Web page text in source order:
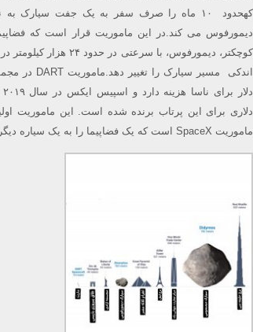
کهحدود ۱۰ ماه را صرف سفر به یک جفت سیارک
دیمورفوس می کند.در این ماموریت قرار است که
کوچکتر، دیمورفوس، با سرعتی در
دلاری برای این پرتاب برنده شده است. این ماموریت
ماموریت SpaceX است که یک فضاپیما را به یک سیاره دیگر پرتاب می کند.